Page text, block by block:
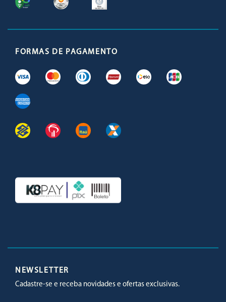
FORMAS DE PAGAMENTO
NEWSLETTER
Cadastre-se e receba novidades e ofertas exclusivas.